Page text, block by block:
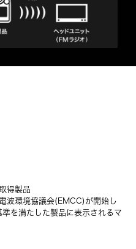
得製品
波環境協議会(EMCC)が開始し
を満たした製品に表示されるマ